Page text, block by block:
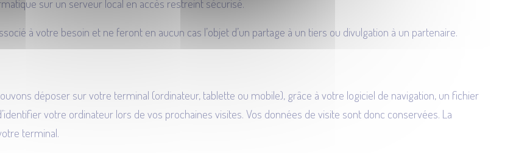
sur un serveur local en accès restreint sécurisé.
à votre besoin et ne feront en aucun cas l’objet d’un partage à un tiers ou divulgation à un partenaire.
déposer sur votre terminal (ordinateur, tablette ou mobile), grâce à votre logiciel de navigation, un fichier
votre ordinateur lors de vos prochaines visites. Vos données de visite sont donc conservées. La
terminal.